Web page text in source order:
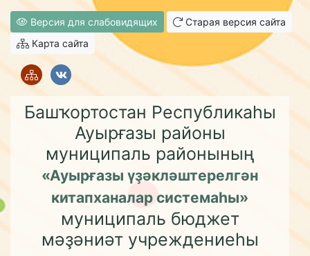
Версия для слабовидящих
Старая версия сайта
Карта сайта
Башҡортостан Республикаһы
Ауырғазы районы
муниципаль районының
«Ауырғазы үҙәкләштерелгән
китапханалар системаһы»
муниципаль бюджет
мәҙәниәт учреждениеһы